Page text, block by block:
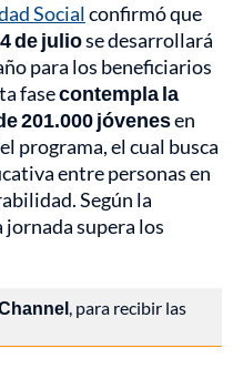
Socialconfirmó que
de juliose desarrollará
para los beneficiarios
fasecontempla la
201.000 jóvenesen
programa, el cual busca
entre personas en
Según la
supera los
, para recibir las